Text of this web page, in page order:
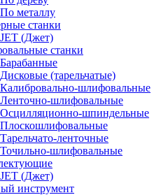
По металлу
станки
JET (Джет)
станки
Барабанные
Дисковые (тарельчатые)
Калибровально-шлифовальные
Ленточно-шлифовальные
Осцилляционно-шпиндельные
Плоскошлифовальные
Тарельчато-ленточные
Точильно-шлифовальные
JET (Джет)
инструмент